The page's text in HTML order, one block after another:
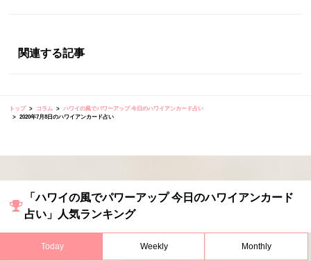
関連する記事
トップ コラム
ハワイの風でパワーアップ 今日のハワイアンカード占い
2020年7月8日のハワイアンカード占い
「ハワイの風でパワーアップ 今日のハワイアンカード
占い」人気ランキング
Today Weekly Monthly